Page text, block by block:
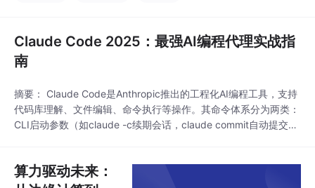
Claude Code 2025：最强AI编程代理实战指
南
摘要： Claude Code是Anthropic推出的工程化AI编程工具，支持
代码库理解、文件编辑、命令执行等操作。其命令体系分为两类：
CLI启动参数（如claude -c续期会话，claude commit自动提交）
合CLAUDE.md规范项目管理，利用
算力驱动未来：